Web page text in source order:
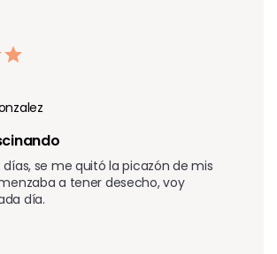
días, se me quitó la picazón de mis
a tener desecho, voy
día.